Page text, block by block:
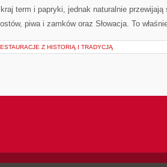
term i papryki, jednak naturalnie
piwa i zamków oraz Słowacja. To
Z HISTORIĄ I TRADYCJĄ